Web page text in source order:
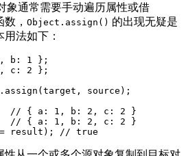
象通常需要手动遍历属性或借
， Object.assign() 的出现无疑是
法如下：
b: 1 };
c: 2 };
source);
// { a: 1, b: 2, c: 2 }
// { a: 1, b: 2, c: 2 }